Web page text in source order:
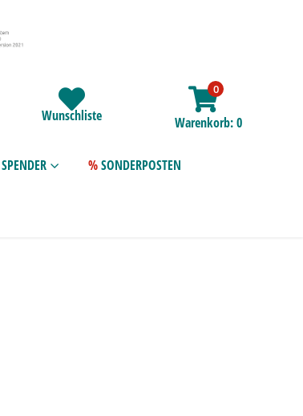
Wunschliste
0
Warenkorb 0
SPENDER SONDERPOSTEN